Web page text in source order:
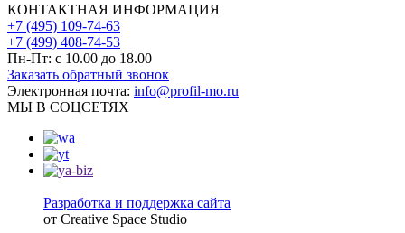
КОНТАКТНАЯ ИНФОРМАЦИЯ
+7 (495) 109-74-63
+7 (499) 408-74-53
Пн-Пт: с 10.00 до 18.00
Заказать обратный звонок
Электронная почта: info@profil-mo.ru
МЫ В СОЦСЕТЯХ
Разработка и поддержка сайта
от Creative Space Studio